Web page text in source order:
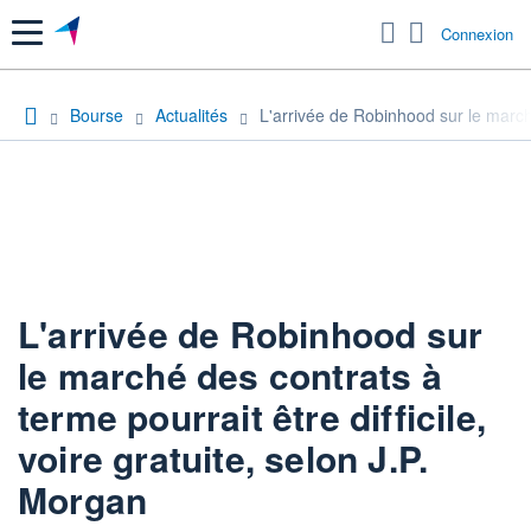
Menu Connexion
Bourse Actualités L'arrivée de Robinhood sur le
L'arrivée de Robinhood sur
le marché des contrats à
terme pourrait être difficile,
voire gratuite, selon J.P.
Morgan